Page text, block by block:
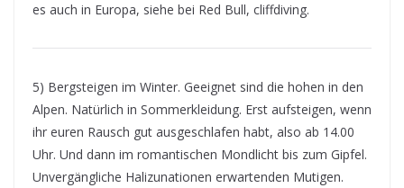
es auch in Europa, siehe bei Red Bull, cliffdiving.
5) Bergsteigen im Winter. Geeignet sind die hohen in den
Alpen. Natürlich in Sommerkleidung. Erst aufsteigen, wenn
ihr euren Rausch gut ausgeschlafen habt, also ab 14.00
Uhr. Und dann im romantischen Mondlicht bis zum Gipfel.
Unvergängliche Halizunationen erwartenden Mutigen.